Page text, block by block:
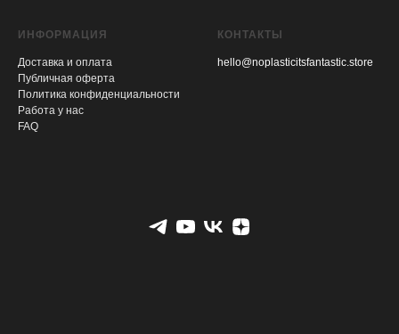
ИНФОРМАЦИЯ
Доставка и оплата
Публичная оферта
Политика конфиденциальности
Работа у нас
FAQ
КОНТАКТЫ
hello@noplasticitsfantastic.store